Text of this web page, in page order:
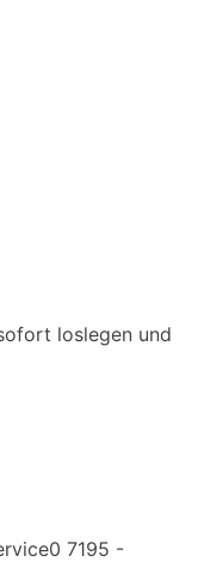
loslegen und
0 7195 -